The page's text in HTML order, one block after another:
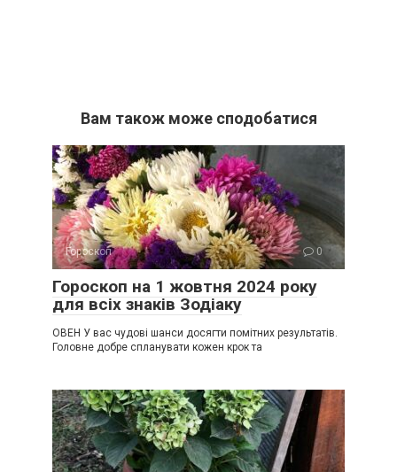
Вам також може сподобатися
Гороскоп 0
Гороскоп на 1 жовтня 2024 року
для всіх знаків Зодіаку
ОВЕН У вас чудові шанси досягти помітних результатів.
Головне добре спланувати кожен крок та